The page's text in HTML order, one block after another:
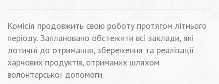
Комісія продовжить свою роботу протягом літнього
періоду. Заплановано обстежити всі заклади, які
дотичні до отримання, збереження та реалізації
харчових продуктів, отриманих шляхом
волонтерської допомоги.